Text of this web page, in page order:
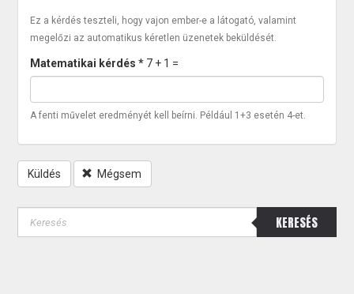
Ez a kérdés teszteli, hogy vajon ember-e a látogató, valamint
megelőzi az automatikus kéretlen üzenetek beküldését.
Matematikai kérdés* 7 + 1 =
A fenti művelet eredményét kell beírni. Például 1+3 esetén 4-et.
Küldés Mégsem
KERESÉS